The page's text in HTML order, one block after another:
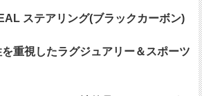
ステアリング(ブラックカーボン)
重視したラグジュアリー＆スポーツ